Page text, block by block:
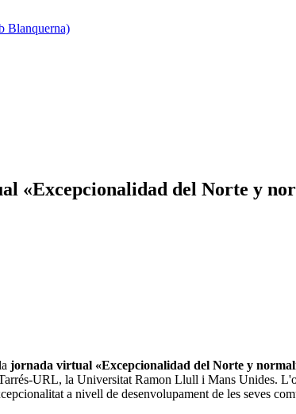
Blanquerna)
«Excepcionalidad del Norte y
jornada virtual «Excepcionalidad del Norte y
URL, la Universitat Ramon Llull i Mans Unides.
a nivell de desenvolupament de les seves